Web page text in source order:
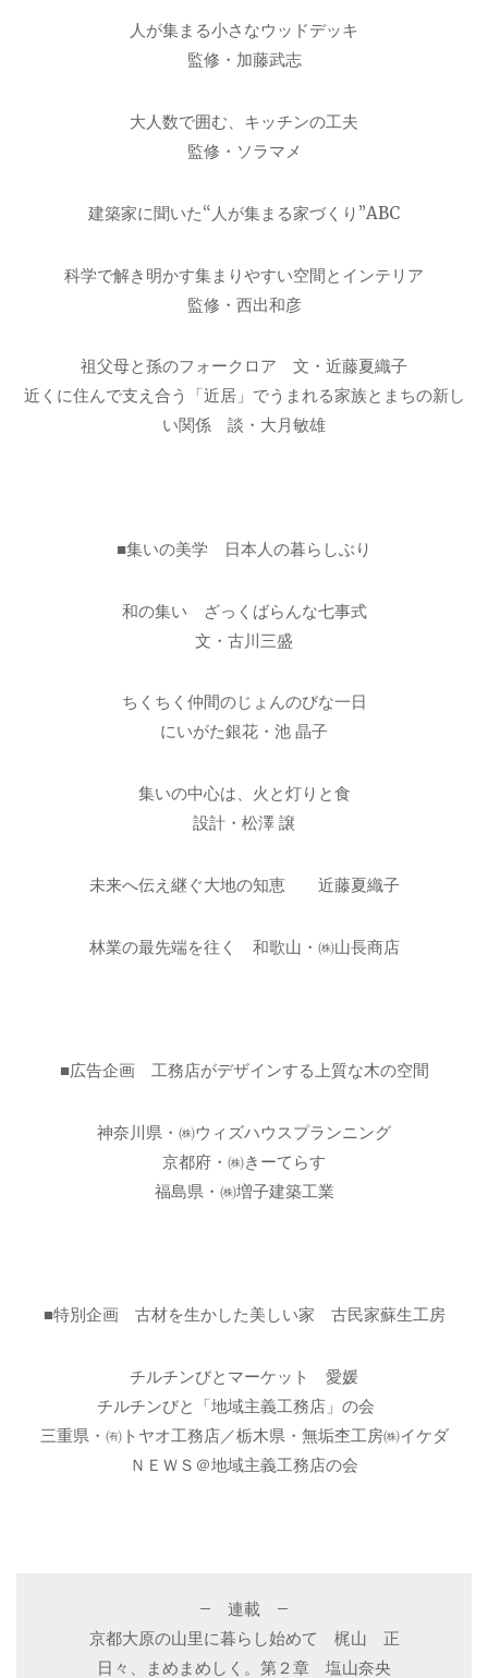
人が集まる小さなウッドデッキ
監修・加藤武志
大人数で囲む、キッチンの工夫
監修・ソラマメ
建築家に聞いた“人が集まる家づくり”ABC
科学で解き明かす集まりやすい空間とインテリア
監修・西出和彦
祖父母と孫のフォークロア 文・近藤夏織子
近くに住んで支え合う「近居」でうまれる家族とまちの新し
い関係 談・大月敏雄
■集いの美学 日本人の暮らしぶり
和の集い ざっくばらんな七事式
文・古川三盛
ちくちく仲間のじょんのびな一日
にいがた銀花・池 晶子
集いの中心は、火と灯りと食
設計・松澤 譲
未来へ伝え継ぐ大地の知恵 近藤夏織子
林業の最先端を往く 和歌山・㈱山長商店
■広告企画 工務店がデザインする上質な木の空間
神奈川県・㈱ウィズハウスプランニング
京都府・㈱きーてらす
福島県・㈱増子建築工業
■特別企画 古材を生かした美しい家 古民家蘇生工房
チルチンびとマーケット 愛媛
チルチンびと「地域主義工務店」の会
三重県・㈲トヤオ工務店／栃木県・無垢杢工房㈱イケダ
ＮＥＷＳ＠地域主義工務店の会
– 連載 –
京都大原の山里に暮らし始めて 梶山 正
日々、まめまめしく。第２章 塩山奈央